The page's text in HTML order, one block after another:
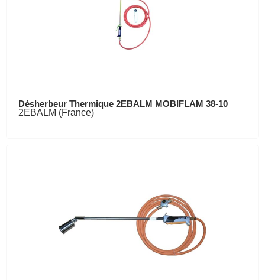
Désherbeur Thermique 2EBALM MOBIFLAM 38-10
2EBALM (France)